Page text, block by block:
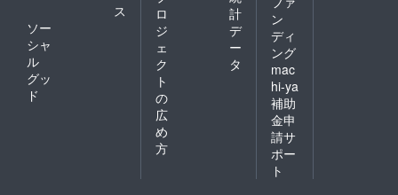
ス
ソー
シャ
ル
グッ
ド
ロ
ジ
ェ
ク
ト
の
広
め
方
計
デ
ー
タ
ン
ディ
ング
mac
hi-ya
補助
金申
請サ
ポー
ト